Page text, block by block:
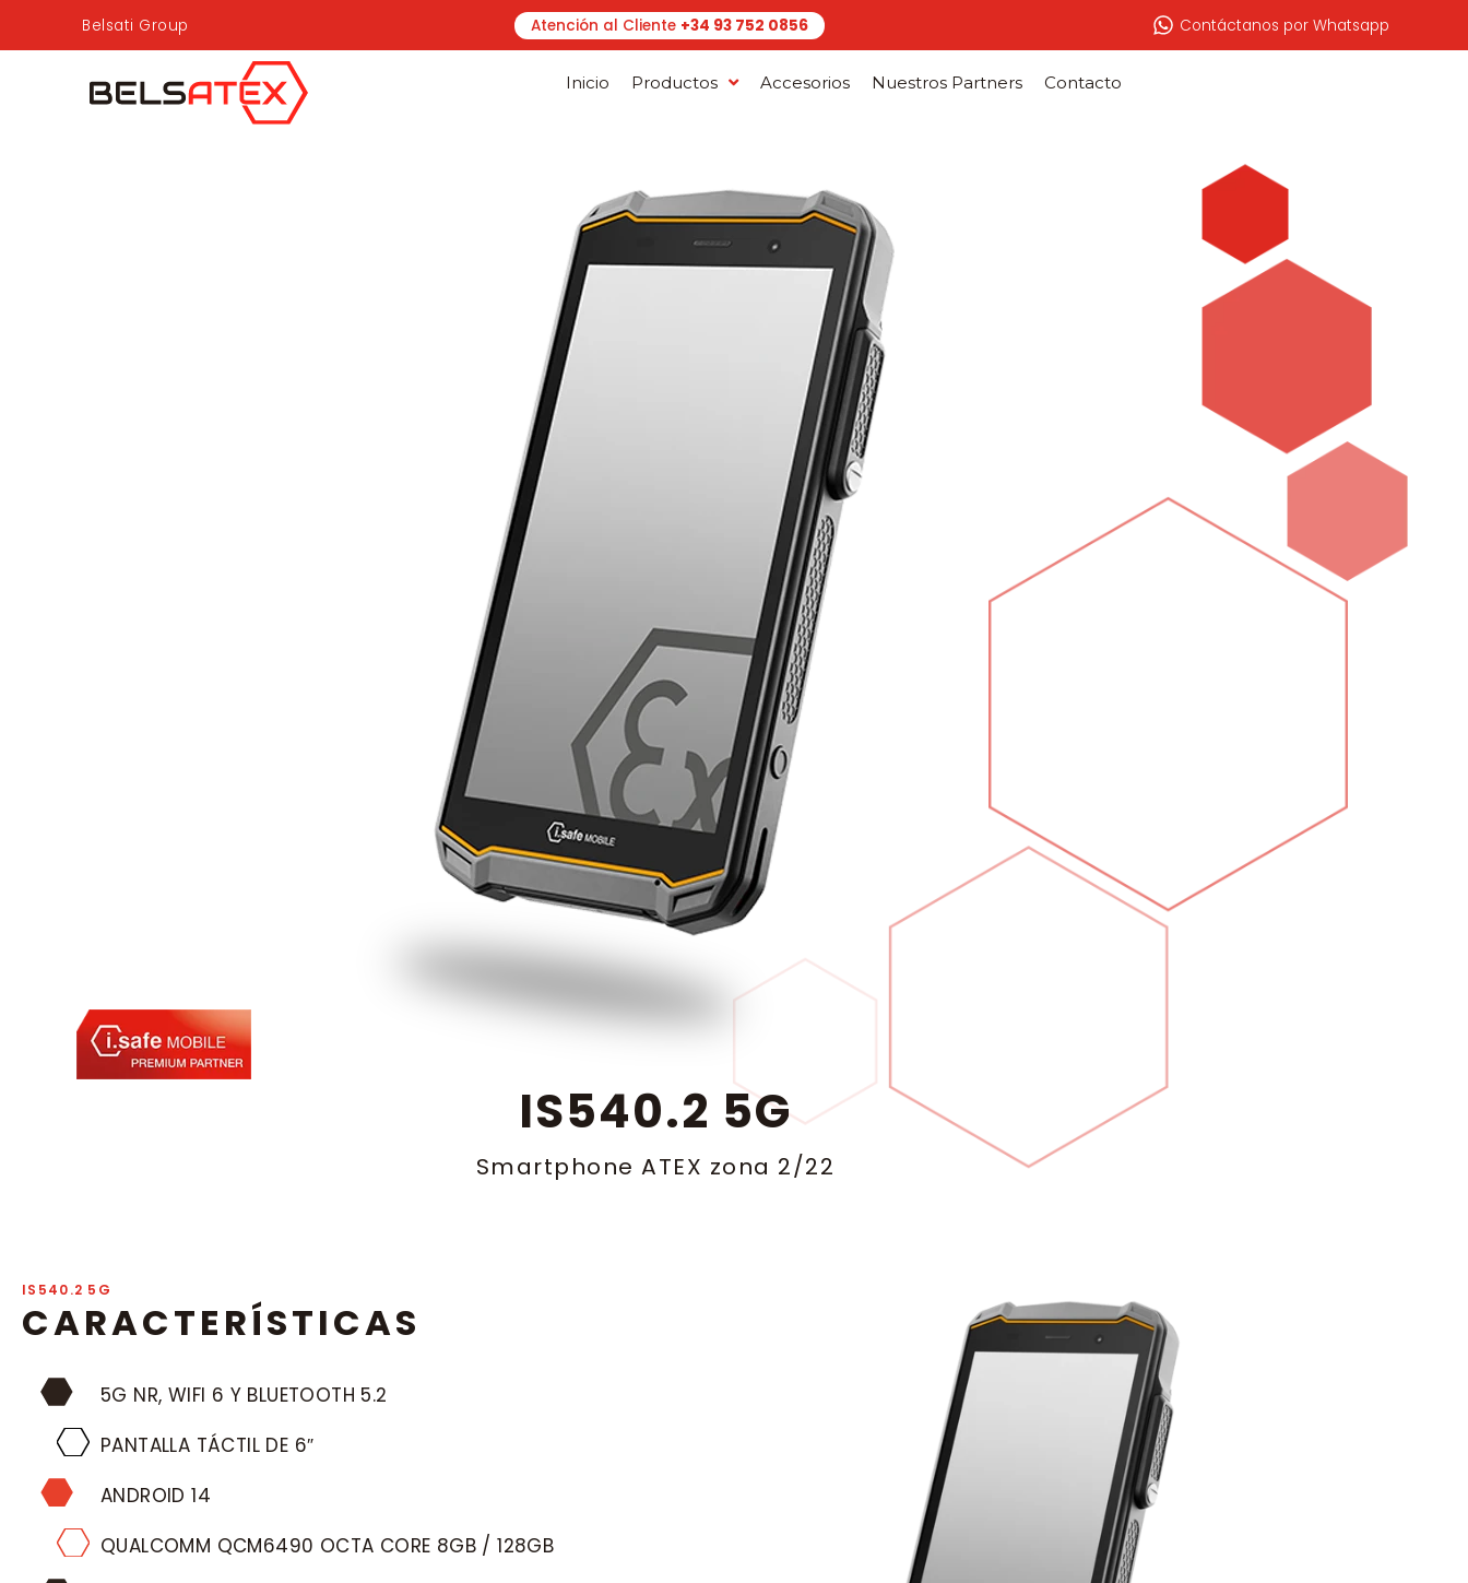
Belsati Group Atención al Cliente +34 93 752 0856 Contáctanos por Whatsapp
Inicio Productos Accesorios Nuestros Partners Contacto
IS540.2 5G
Smartphone ATEX zona 2/22
IS540.2 5G
CARACTERÍSTICAS
5G NR, WIFI 6 Y BLUETOOTH 5.2
PANTALLA TÁCTIL DE 6″
ANDROID 14
QUALCOMM QCM6490 OCTA CORE 8GB / 128GB